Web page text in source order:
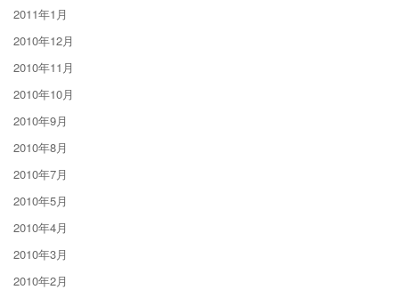
2011年1月
2010年12月
2010年11月
2010年10月
2010年9月
2010年8月
2010年7月
2010年5月
2010年4月
2010年3月
2010年2月